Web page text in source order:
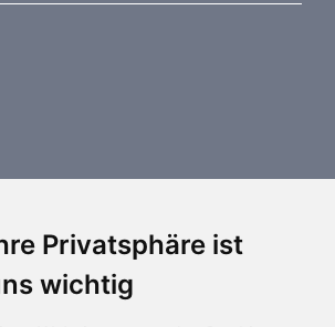
Privatsphäre ist
wichtig
Lufttechnik
und kühlung